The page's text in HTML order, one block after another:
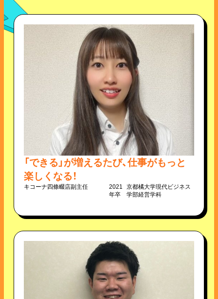
「できる」が増えるたび、仕事がもっと
楽しくなる！
キコーナ四條畷店副主任
2021
年卒
京都橘大学現代ビジネス
学部経営学科